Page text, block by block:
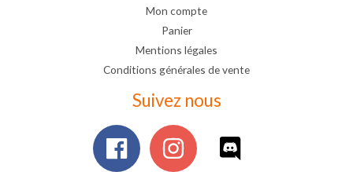
Mon compte
Panier
Mentions légales
Conditions générales de vente
Suivez nous